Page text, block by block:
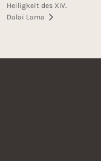
Heiligkeit des XIV.
Dalai Lama